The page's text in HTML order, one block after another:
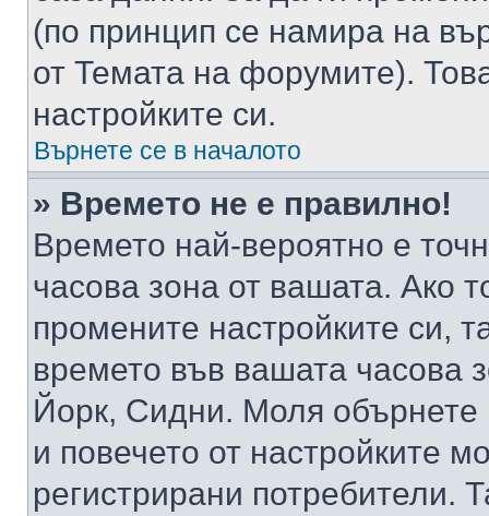
(по принцип се намира на
от Темата на форумите).
настройките си.
Върнете се в началото
» Времето не е правилно!
Времето най-вероятно е
часова зона от вашата. Ако
промените настройките си,
времето във вашата
Йорк, Сидни. Моля обърнете
и повечето от настройките
регистрирани потребители.